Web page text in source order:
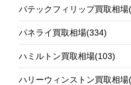
パテックフィリップ買取相場
パネライ買取相場(334)
ハミルトン買取相場(103)
ハリーウィンストン買取相場